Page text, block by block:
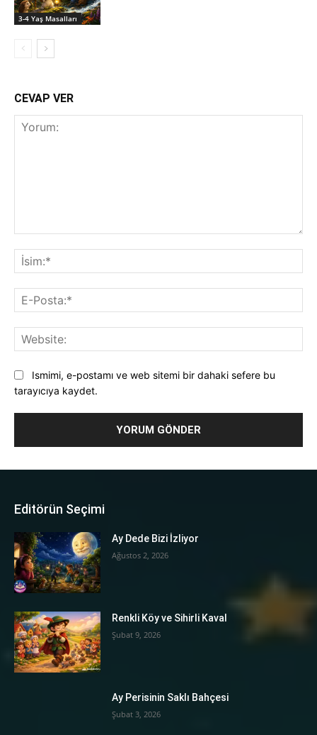
3-4 Yaş Masalları
CEVAP VER
Ismimi, e-postamı ve web sitemi bir dahaki sefere bu
tarayıcıya kaydet.
Editörün Seçimi
Ay Dede Bizi İzliyor
Ağustos 2, 2026
Renkli Köy ve Sihirli Kaval
Şubat 9, 2026
Ay Perisinin Saklı Bahçesi
Şubat 3, 2026